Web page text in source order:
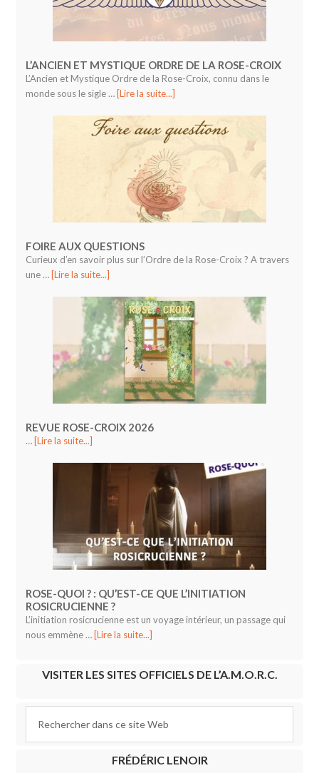
L’ANCIEN ET MYSTIQUE ORDRE DE LA ROSE-CROIX
L’Ancien et Mystique Ordre de la Rose-Croix, connu dans le
monde sous le sigle … [Lire la suite...]
FOIRE AUX QUESTIONS
Curieux d’en savoir plus sur l’Ordre de la Rose-Croix ? A travers
une … [Lire la suite...]
REVUE ROSE-CROIX 2026
… [Lire la suite...]
ROSE-QUOI ? : QU’EST-CE QUE L’INITIATION
ROSICRUCIENNE ?
L’initiation rosicrucienne est un voyage intérieur, un passage qui
nous emmène … [Lire la suite...]
VISITER LES SITES OFFICIELS DE L’A.M.O.R.C.
FRÉDÉRIC LENOIR